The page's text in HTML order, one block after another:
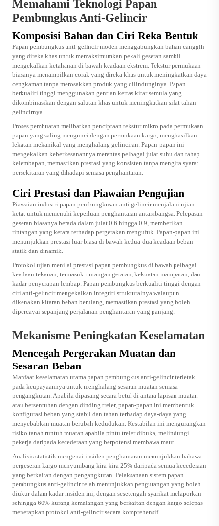
Memahami Teknologi Papan
Pembungkus Anti-Gelincir
Komposisi Bahan dan Ciri Reka Bentuk
Papan pembungkus anti-gelincir moden menggabungkan bahan canggih
yang direka khas untuk memaksimumkan pekali geseran sambil
mengekalkan ketahanan di bawah keadaan ekstrem. Tekstur permukaan
biasanya menampilkan corak yang direka khas untuk meningkatkan daya
cengkaman tanpa merosakkan produk yang dilindunginya. Papan
berkualiti tinggi menggunakan gentian kertas kitar semula yang
dikombinasikan dengan salutan khas untuk meningkatkan sifat tahan
gelincirnya.
Proses pembuatan melibatkan penciptaan tekstur mikro pada permukaan
papan yang saling mengunci dengan permukaan kargo, menghasilkan
lekatan mekanikal yang menghalang gelinciran. Papan-papan ini
mengekalkan keberkesanannya merentas pelbagai julat suhu dan tahap
kelembapan, memastikan prestasi yang konsisten tanpa mengira syarat
persekitaran yang dihadapi semasa penghantaran.
Ciri Prestasi dan Piawaian Pengujian
Piawaian industri papan pembungkusan anti gelincirmenjalani ujian
ketat untuk memenuhi keperluan penghantaran antarabangsa. Pelepasan
geseran biasanya berada dalam julat 0.6 hingga 0.9, memberikan
rintangan yang ketara terhadap pergerakan mengufuk. Papan-papan ini
menunjukkan prestasi luar biasa di bawah kedua-dua keadaan beban
statik dan dinamik.
Protokol ujian menilai prestasi papan pembungkus di bawah pelbagai
keadaan tekanan, termasuk rintangan getaran, kekuatan mampatan, dan
kadar penyerapan lembap. Papan pembungkus berkualiti tinggi dengan
ciri anti-gelincir mengekalkan integriti strukturalnya walaupun
dikenakan kitaran beban berulang, memastikan prestasi yang boleh
dipercayai sepanjang perjalanan penghantaran yang panjang.
Mekanisme Peningkatan Keselamatan
Mencegah Pergerakan Muatan dan
Sesaran Beban
Manfaat keselamatan utama papan pembungkus anti-gelincir terletak
pada keupayaannya untuk menghalang sesaran muatan semasa
pengangkutan. Apabila dipasang secara betul di antara lapisan muatan
atau bersentuhan dengan dinding treler, papan-papan ini membentuk
konfigurasi beban yang stabil dan tahan terhadap daya-daya yang
menyebabkan muatan berubah kedudukan. Kestabilan ini mengurangkan
risiko tanah runtuh muatan apabila pintu treler dibuka, melindungi
pekerja daripada kecederaan yang berpotensi membawa maut.
Analisis statistik mengenai insiden penghantaran menunjukkan bahawa
pergeseran kargo menyumbang kira-kira 25% daripada semua kecederaan
yang berkaitan dengan pengangkutan. Pelaksanaan sistem papan
pembungkus anti-gelincir telah menunjukkan pengurangan yang boleh
diukur dalam kadar insiden ini, dengan sesetengah syarikat melaporkan
sehingga 60% kurang kemalangan yang berkaitan dengan kargo selepas
menerapkan protokol anti-gelincir secara komprehensif.